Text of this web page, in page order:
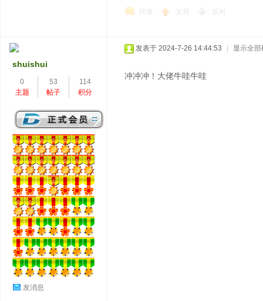
回复 支持 反对
shuishui
0
主题
53
帖子
114
积分
发消息
发表于 2024-7-26 14:44:53 显示全部
冲冲冲！大佬牛哇牛哇